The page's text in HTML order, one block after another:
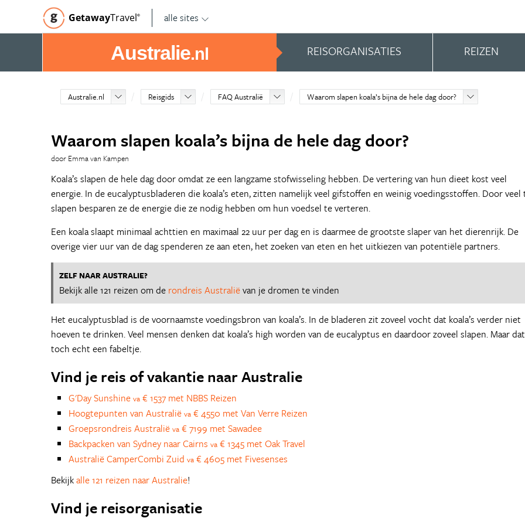
GetawayTravel© alle sites
Australie.nl REISORGANISATIES REIZEN
Australie.nl Reisgids FAQ Australië Waarom slapen koala’s bijna de hele dag door?
Waarom slapen koala’s bijna de hele dag door?
door Emma van Kampen
Koala’s slapen de hele dag door omdat ze een langzame stofwisseling hebben. De vertering van hun dieet kost veel
energie. In de eucalyptusbladeren die koala’s eten, zitten namelijk veel gifstoffen en weinig voedingsstoffen. Door veel
slapen besparen ze de energie die ze nodig hebben om hun voedsel te verteren.
Een koala slaapt minimaal achttien en maximaal 22 uur per dag en is daarmee de grootste slaper van het dierenrijk. De
overige vier uur van de dag spenderen ze aan eten, het zoeken van eten en het uitkiezen van potentiële partners.
ZELF NAAR AUSTRALIE?
Bekijk alle 121 reizen om de rondreis Australiëvan je dromen te vinden
Het eucalyptusblad is de voornaamste voedingsbron van koala’s. In de bladeren zit zoveel vocht dat koala’s verder niet
hoeven te drinken. Veel mensen denken dat koala’s high worden van de eucalyptus en daardoor zoveel slapen. Maar
toch echt een fabeltje.
Vind je reis of vakantie naar Australie
G'Day Sunshine va € 1537 met NBBS Reizen
Hoogtepunten van Australië va € 4550 met Van Verre Reizen
Groepsrondreis Australië va € 7199 met Sawadee
Backpacken van Sydney naar Cairns va € 1345 met Oak Travel
Australië CamperCombi Zuid va € 4605 met Fivesenses
Bekijkalle 121 reizen naar Australie!
Vind je reisorganisatie